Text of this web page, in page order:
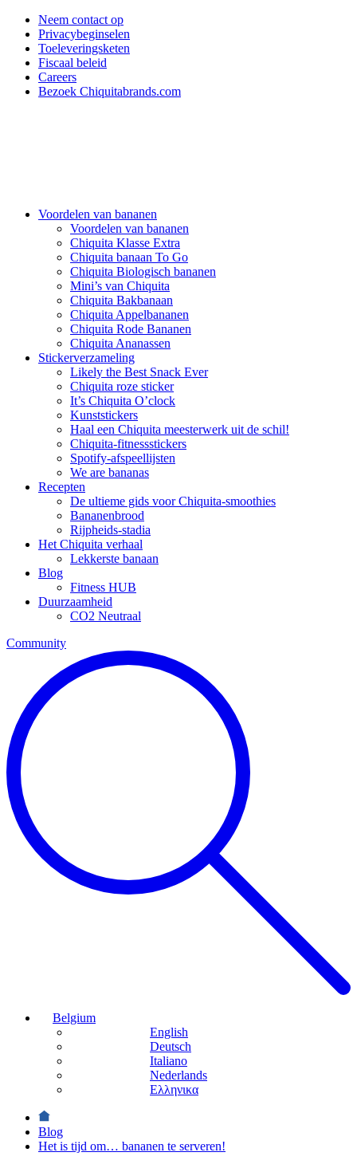
Neem contact op
Privacybeginselen
Toeleveringsketen
Fiscaal beleid
Careers
Bezoek Chiquitabrands.com
Voordelen van bananen
Voordelen van bananen
Chiquita Klasse Extra
Chiquita banaan To Go
Chiquita Biologisch bananen
Mini’s van Chiquita
Chiquita Bakbanaan
Chiquita Appelbananen
Chiquita Rode Bananen
Chiquita Ananassen
Stickerverzameling
Likely the Best Snack Ever
Chiquita roze sticker
It’s Chiquita O’clock
Kunststickers
Haal een Chiquita meesterwerk uit de schil!
Chiquita-fitnessstickers
Spotify-afspeellijsten
We are bananas
Recepten
De ultieme gids voor Chiquita-smoothies
Bananenbrood
Rijpheids-stadia
Het Chiquita verhaal
Lekkerste banaan
Blog
Fitness HUB
Duurzaamheid
CO2 Neutraal
Community
Belgium
English
Deutsch
Italiano
Nederlands
Ελληνικα
Blog
Het is tijd om… bananen te serveren!